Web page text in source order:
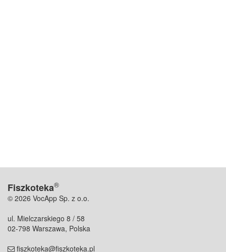
Fiszkoteka®
© 2026 VocApp Sp. z o.o.
ul. Mielczarskiego 8 / 58
02-798 Warszawa, Polska
fiszkoteka@fiszkoteka.pl